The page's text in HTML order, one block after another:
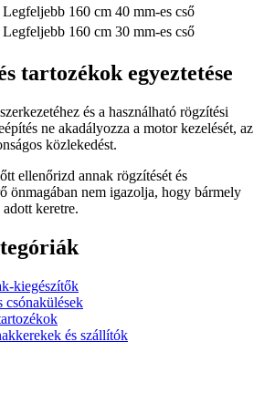
Legfeljebb 160 cm 40 mm-es cső
Legfeljebb 160 cm 30 mm-es cső
tartozékok egyeztetése
és a használható rögzítési
ne akadályozza a motor kezelését, az
közlekedést.
ellenőrizd annak rögzítését és
önmagában nem igazolja, hogy bármely
keretre.
kiegészítők
csónakülések
és szállítók